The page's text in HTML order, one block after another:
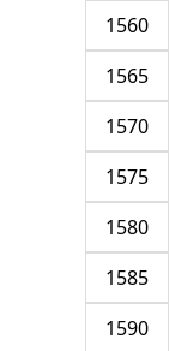
1560
1565
1570
1575
1580
1585
1590